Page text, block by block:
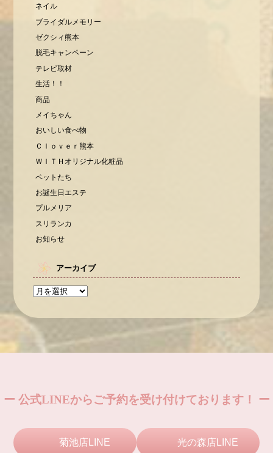
ネイル
ブライダルメモリー
ゼクシィ熊本
脱毛キャンペーン
テレビ取材
生活！！
商品
メイちゃん
おいしい食べ物
Ｃｌｏｖｅｒ熊本
ＷＩＴＨオリジナル化粧品
ペットたち
お誕生日エステ
プルメリア
スリランカ
お知らせ
アーカイブ
ー 公式LINEからご予約を受け付けております！ ー
菊池店LINE 光の森店LINE